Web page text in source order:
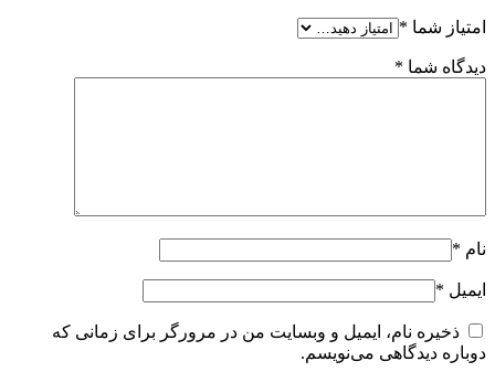
امتیاز شما *
دیدگاه شما *
نام *
ایمیل *
ذخیره نام، ایمیل و وبسایت من در مرورگر برای زمانی که
دوباره دیدگاهی می‌نویسم.